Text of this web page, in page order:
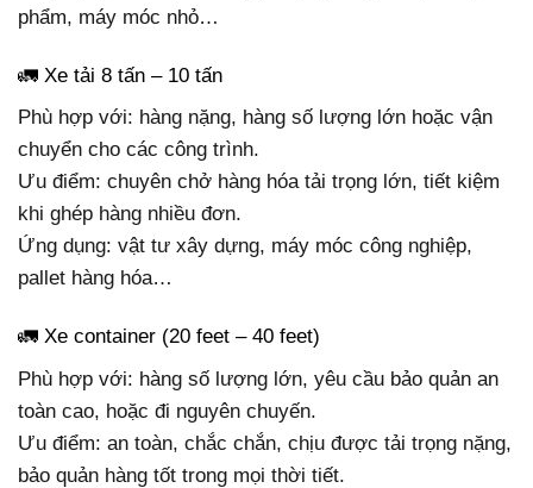
phẩm, máy móc nhỏ…
🚛 Xe tải 8 tấn – 10 tấn
Phù hợp với: hàng nặng, hàng số lượng lớn hoặc vận
chuyển cho các công trình.
Ưu điểm: chuyên chở hàng hóa tải trọng lớn, tiết kiệm
khi ghép hàng nhiều đơn.
Ứng dụng: vật tư xây dựng, máy móc công nghiệp,
pallet hàng hóa…
🚛 Xe container (20 feet – 40 feet)
Phù hợp với: hàng số lượng lớn, yêu cầu bảo quản an
toàn cao, hoặc đi nguyên chuyến.
Ưu điểm: an toàn, chắc chắn, chịu được tải trọng nặng,
bảo quản hàng tốt trong mọi thời tiết.